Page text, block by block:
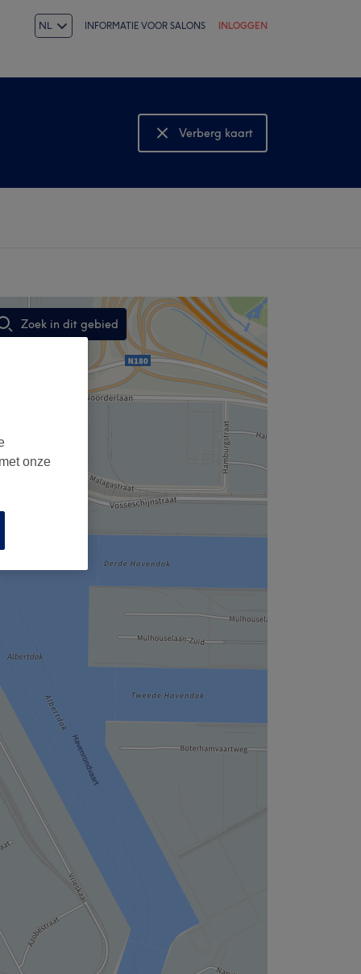
NL INFORMATIE VOOR SALONS INLOGGEN
Verberg kaart
Bekijk kaart
Zoek in dit gebied
onze